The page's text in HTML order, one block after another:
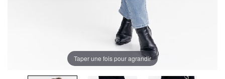
Taper une fois pour agrandir